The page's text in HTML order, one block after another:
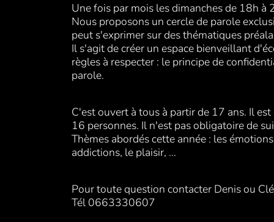
Une fois par mois les dimanches de 18h à
Nous proposons un cercle de parole
peut s'exprimer sur des thématiques
Il s'agit de créer un espace bienveillant
règles à respecter : le principe de
parole.
C'est ouvert à tous à partir de 17 ans. Il
16 personnes. Il n'est pas obligatoire de
Thèmes abordés cette année : les
addictions, le plaisir, ...
Pour toute question contacter Denis ou
Tél 0663330607